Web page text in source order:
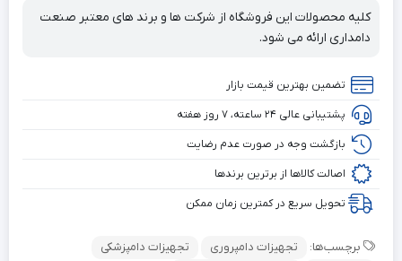
کلیه محصولات این فروشگاه از شرکت ها و برند های معتبر صنعت
دامداری ارائه می شود.
تضمین بهترین قیمت بازار
پشتیبانی عالی ۲۴ ساعته، ۷ روز هفته
بازگشت وجه در صورت عدم رضایت
اصالت کالاها از برترین برندها
تحویل سریع در کمترین زمان ممکن
برچسب‌ها: تجهیزات دامپروری
تجهیزات دامپزشکی